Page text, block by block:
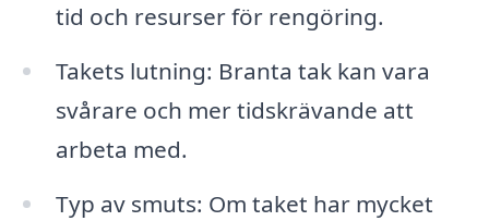
tid och resurser för rengöring.
Takets lutning: Branta tak kan vara
svårare och mer tidskrävande att
arbeta med.
Typ av smuts: Om taket har mycket